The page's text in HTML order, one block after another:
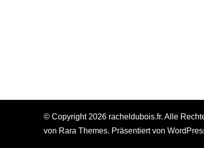
© Copyright 2026 racheldubois.fr. Alle
von Rara Themes. Präsentiert von